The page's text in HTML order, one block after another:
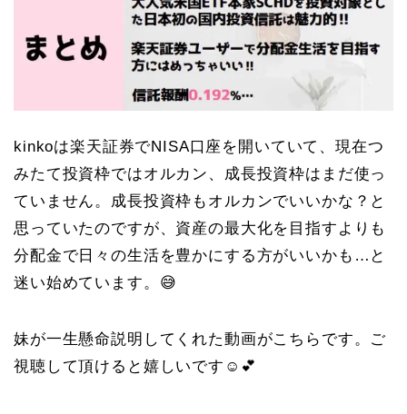
kinkoは楽天証券でNISA口座を開いていて、現在つ
みたて投資枠ではオルカン、成長投資枠はまだ使っ
ていません。成長投資枠もオルカンでいいかな？と
思っていたのですが、資産の最大化を目指すよりも
分配金で日々の生活を豊かにする方がいいかも…と
迷い始めています。😅
妹が一生懸命説明してくれた動画がこちらです。ご
視聴して頂けると嬉しいです☺️💕